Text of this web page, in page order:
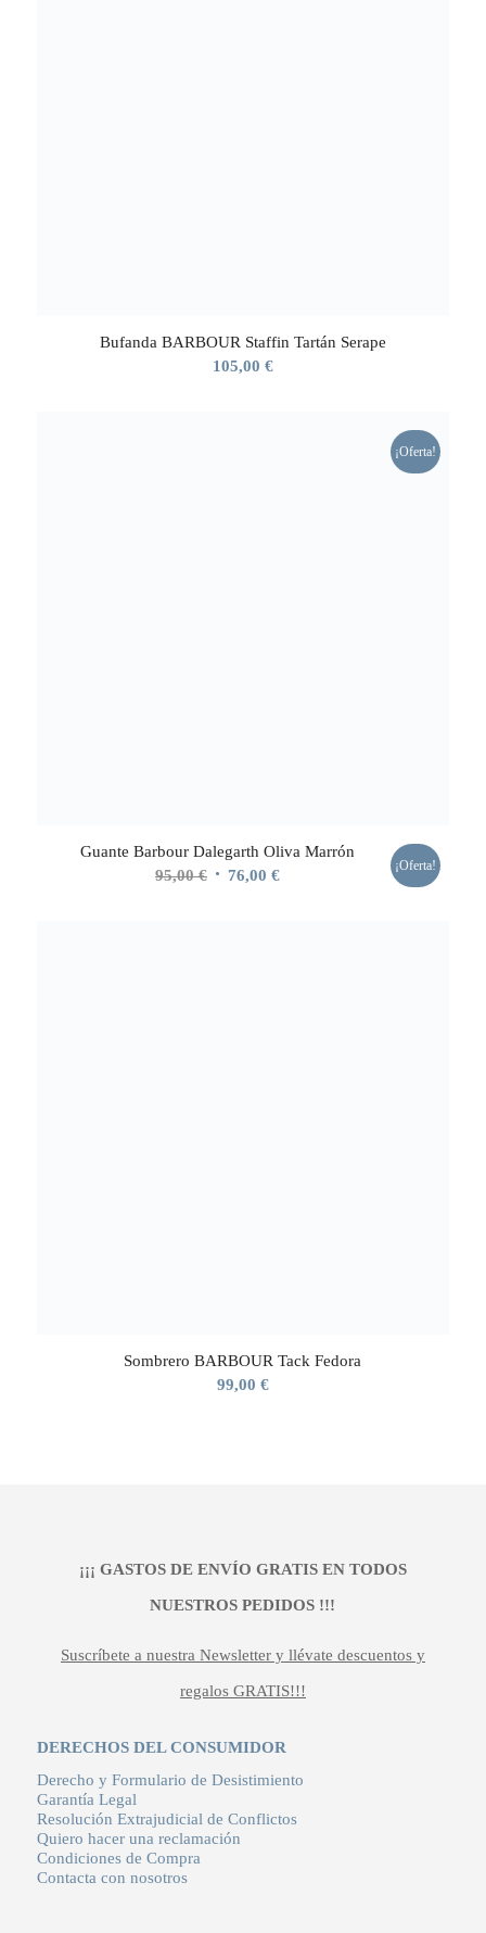
Bufanda BARBOUR Staffin Tartán Serape
105,00 €
¡Oferta!
Guante Barbour Dalegarth Oliva Marrón
95,00€ El 76,00 €El
¡Oferta!
Sombrero BARBOUR Tack Fedora
99,00 €
¡¡¡ GASTOS DE ENVÍO GRATIS EN TODOS
NUESTROS PEDIDOS !!!
Suscríbete a nuestra Newsletter y llévate descuentos y
regalos GRATIS!!!
DERECHOS DEL CONSUMIDOR
Derecho y Formulario de Desistimiento
Garantía Legal
Resolución Extrajudicial de Conflictos
Quiero hacer una reclamación
Condiciones de Compra
Contacta con nosotros